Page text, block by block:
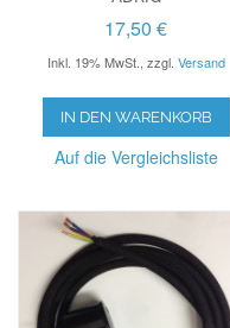
17,50 €
Inkl. 19% MwSt. zzgl. Versand
IN DEN WARENKORB
Auf die Vergleichsliste